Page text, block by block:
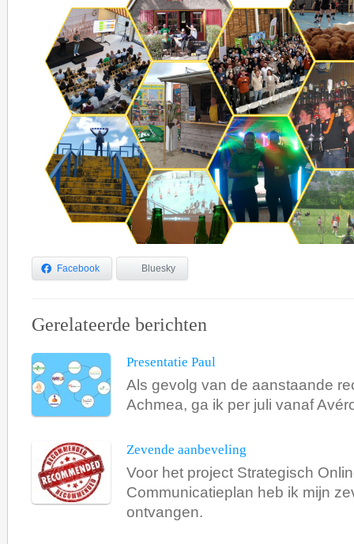
Facebook Bluesky
Gerelateerde berichten
Presentatie Paul
Als gevolg van de aanstaande
Achmea, ga ik per juli vanaf
Zevende aanbeveling
Voor het project Strategisch
Communicatieplan heb ik mijn
ontvangen.